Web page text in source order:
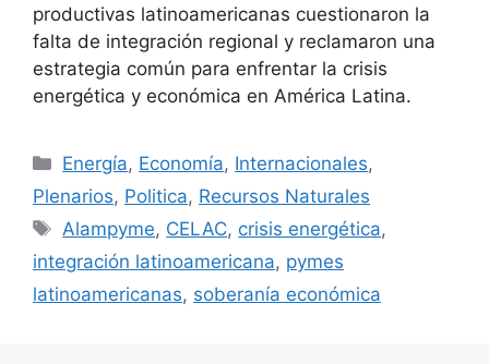
productivas latinoamericanas cuestionaron la
falta de integración regional y reclamaron una
estrategia común para enfrentar la crisis
energética y económica en América Latina.
Energía, Economía, Internacionales,
Plenarios, Politica, Recursos Naturales
Alampyme, CELAC, crisis energética,
integración latinoamericana, pymes
latinoamericanas, soberanía económica